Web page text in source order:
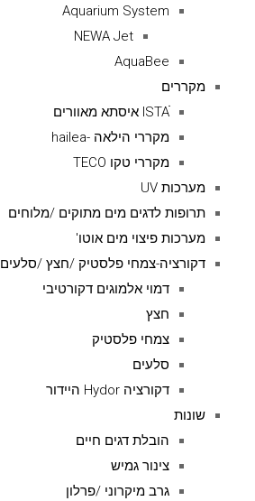
Aquarium System
NEWA Jet
AquaBee
מקררים
ISTAׁׂ איסתא מאוורים
מקררי הילאה -hailea
מקררי טקו TECO
מערכות UV
תרופות לדגים מים מתוקים /מלוחים
מערכות פיצוי מים אוטו'
דקורציה-צמחי פלסטיק /חצץ /סלעים
דמוי אלמוגים דקורטיבי
חצץ
צמחי פלסטיק
סלעים
דקורציה Hydor היידור
שונות
הובלת דגים חיים
צינור גמיש
גרב מיקרוני /פרלון